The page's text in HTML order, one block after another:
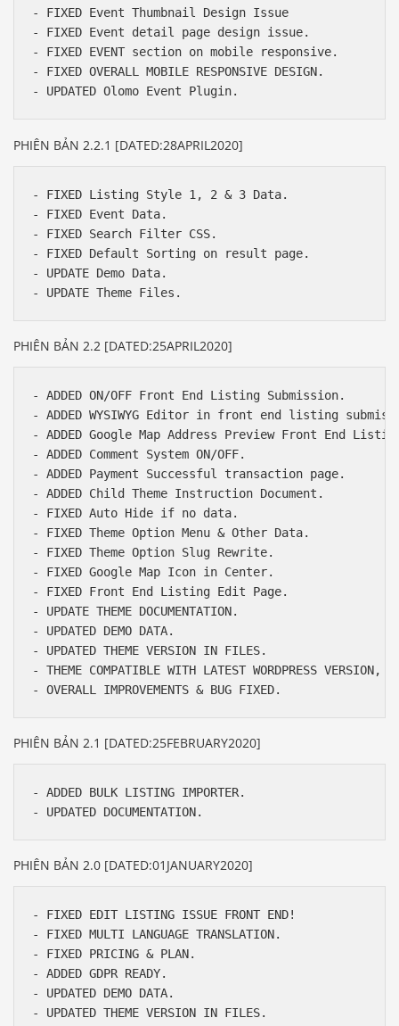
- FIXED Event Thumbnail Design Issue
- FIXED Event detail page design issue.
- FIXED EVENT section on mobile responsive.
- FIXED OVERALL MOBILE RESPONSIVE DESIGN.
PHIÊN BẢN 2.2.1 [DATED:28APRIL2020]
- FIXED Listing Style 1, 2 & 3 Data.
- FIXED Event Data.
- FIXED Search Filter CSS.
- FIXED Default Sorting on result page.
- UPDATE Demo Data.
PHIÊN BẢN 2.2 [DATED:25APRIL2020]
- ADDED ON/OFF Front End Listing Submission.
- ADDED WYSIWYG Editor in front end listing
- ADDED Google Map Address Preview Front End
- ADDED Comment System ON/OFF.
- ADDED Payment Successful transaction page.
- ADDED Child Theme Instruction Document.
- FIXED Auto Hide if no data.
- FIXED Theme Option Menu & Other Data.
- FIXED Theme Option Slug Rewrite.
- FIXED Google Map Icon in Center.
- FIXED Front End Listing Edit Page.
- UPDATE THEME DOCUMENTATION.
- UPDATED DEMO DATA.
- UPDATED THEME VERSION IN FILES.
- THEME COMPATIBLE WITH LATEST WORDPRESS VERSION,
PHIÊN BẢN 2.1 [DATED:25FEBRUARY2020]
- ADDED BULK LISTING IMPORTER.
PHIÊN BẢN 2.0 [DATED:01JANUARY2020]
- FIXED EDIT LISTING ISSUE FRONT END!
- FIXED MULTI LANGUAGE TRANSLATION.
- FIXED PRICING & PLAN.
- ADDED GDPR READY.
- UPDATED DEMO DATA.
- UPDATED THEME VERSION IN FILES.